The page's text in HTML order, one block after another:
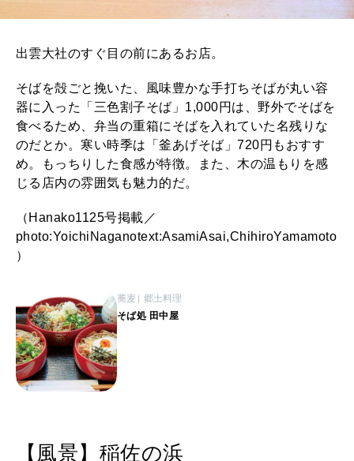
出雲大社のすぐ目の前にあるお店。
そばを殻ごと挽いた、風味豊かな手打ちそばが丸い容
器に入った「三色割子そば」1,000円は、野外でそばを
食べるため、弁当の重箱にそばを入れていた名残りな
のだとか。寒い時季は「釜あげそば」720円もおすす
め。もっちりした食感が特徴。また、木の温もりを感
じる店内の雰囲気も魅力的だ。
（Hanako1125号掲載／
photo:YoichiNaganotext:AsamiAsai,ChihiroYamamoto
）
蕎麦 郷土料理
そば処 田中屋
【風景】稲佐の浜